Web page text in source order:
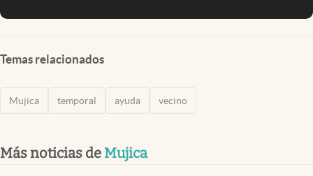
Temas relacionados
Mujica temporal ayuda vecino
Más noticias de Mujica